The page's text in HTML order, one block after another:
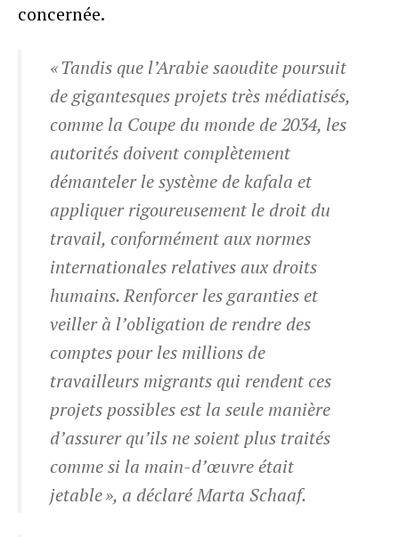
concernée.
« Tandis que l’Arabie saoudite poursuit
de gigantesques projets très médiatisés,
comme la Coupe du monde de 2034, les
autorités doivent complètement
démanteler le système dekafala et
appliquer rigoureusement le droit du
travail, conformément aux normes
internationales relatives aux droits
humains. Renforcer les garanties et
veiller à l’obligation de rendre des
comptes pour les millions de
travailleurs migrants qui rendent ces
projets possibles est la seule manière
d’assurer qu’ils ne soient plus traités
comme si la main-d’œuvre était
jetable », a déclaré Marta Schaaf.